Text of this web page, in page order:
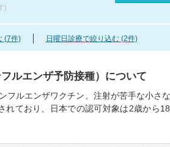
)
(7件) 日曜日診療で絞り込む (2件)
ルエンザ予防接種）について
フルエンザワクチン。注射が苦手な小さ
れており、日本での認可対象は2歳から